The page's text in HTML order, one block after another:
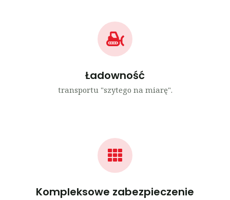
Ładowność
transportu "szytego na miarę".
Kompleksowe zabezpieczenie